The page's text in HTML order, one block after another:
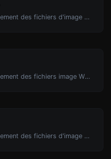
Convertissez facilement des fichiers d'image WEBP en BMP.
Convertissez facilement des fichiers image WEBP en GIF.
Convertissez facilement des fichiers d'image WEBP en ICO.